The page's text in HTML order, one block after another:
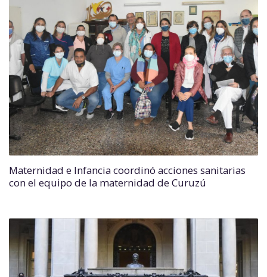
Maternidad e Infancia coordinó acciones sanitarias
con el equipo de la maternidad de Curuzú